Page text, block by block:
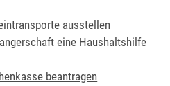
ausstellen
eine Haushaltshilfe
beantragen